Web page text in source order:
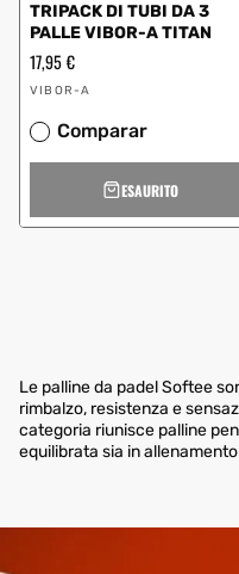
TRIPACK DI TUBI DA 3
PALLE VIBOR-A TITAN
Prezzo
regolare
17,95 €
Fornitore:
VIBOR-A
Comparar
ESAURITO
Le palline da padel Softee
rimbalzo, resistenza e
categoria riunisce palline
equilibrata sia in